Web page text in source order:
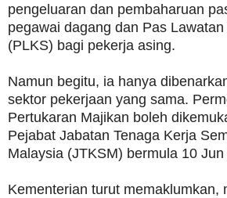
pengeluaran dan pembaharuan
pegawai dagang dan Pas
(PLKS) bagi pekerja asing.
Namun begitu, ia hanya
sektor pekerjaan yang sama.
Pertukaran Majikan boleh
Pejabat Jabatan Tenaga Kerja
Malaysia (JTKSM) bermula 10 Jun
Kementerian turut memaklumkan,